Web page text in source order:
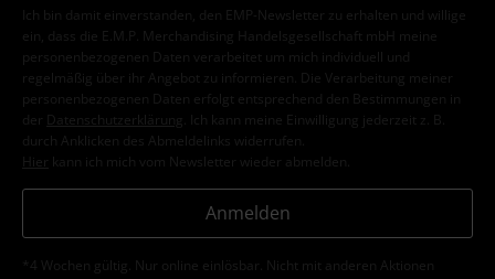
Ich bin damit einverstanden, den EMP-Newsletter zu erhalten und willige
ein, dass die E.M.P. Merchandising Handelsgesellschaft mbH meine
personenbezogenen Daten verarbeitet um mich individuell und
regelmäßig über ihr Angebot zu informieren. Die Verarbeitung meiner
personenbezogenen Daten erfolgt entsprechend den Bestimmungen in
der
Datenschutzerklärung
. Ich kann meine Einwilligung jederzeit z. B.
durch Anklicken des Abmeldelinks widerrufen.
Hier kann ich mich vom Newsletter wieder abmelden.
Anmelden
*4 Wochen gültig. Nur online einlösbar. Nicht mit anderen Aktionen